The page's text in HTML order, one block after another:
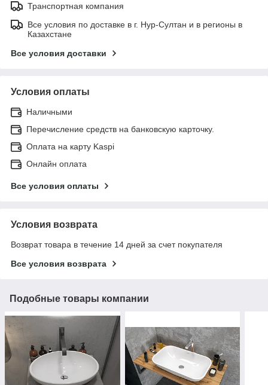
Транспортная компания
Все условия по доставке в г. Нур-Султан и в регионы в
Казахстане
Все условия доставки
Условия оплаты
Наличными
Перечисление средств на банковскую карточку.
Оплата на карту Kaspi
Онлайн оплата
Все условия оплаты
Условия возврата
Возврат товара в течение 14 дней за счет покупателя
Все условия возврата
Подобные товары компании